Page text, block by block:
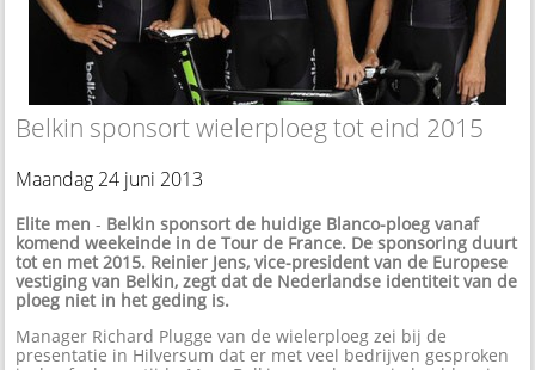
Belkin sponsort wielerploeg tot eind 2015
Maandag 24 juni 2013
Elite men - Belkin sponsort de huidige Blanco-ploeg vanaf
komend weekeinde in de Tour de France. De sponsoring duurt
tot en met 2015. Reinier Jens, vice-president van de Europese
vestiging van Belkin, zegt dat de Nederlandse identiteit van de
ploeg niet in het geding is.
Manager Richard Plugge van de wielerploeg zei bij de
presentatie in Hilversum dat er met veel bedrijven gesproken